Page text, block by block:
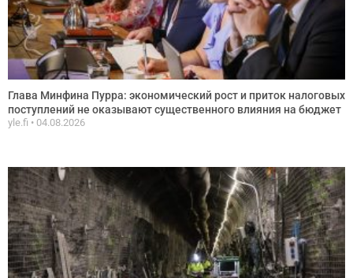
Глава Минфина Пурра: экономический рост и приток налоговых
поступлений не оказывают существенного влияния на бюджет
yle.fi 04.08.2026